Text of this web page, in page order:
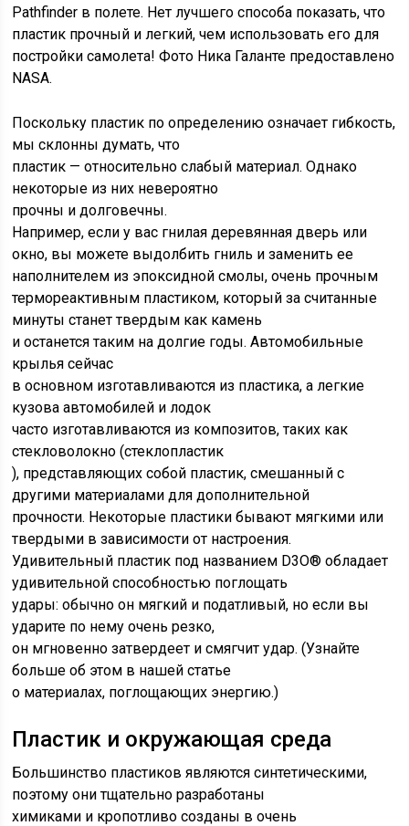
Pathfinder в полете. Нет лучшего способа показать, что
пластик прочный и легкий, чем использовать его для
постройки самолета! Фото Ника Галанте предоставлено
NASA.
Поскольку пластик по определению означает гибкость,
мы склонны думать, что
пластик — относительно слабый материал. Однако
некоторые из них невероятно
прочны и долговечны.
Например, если у вас гнилая деревянная дверь или
окно, вы можете выдолбить гниль и заменить ее
наполнителем из эпоксидной смолы, очень прочным
термореактивным пластиком, который за считанные
минуты станет твердым как камень
и останется таким на долгие годы. Автомобильные
крылья сейчас
в основном изготавливаются из пластика, а легкие
кузова автомобилей и лодок
часто изготавливаются из композитов, таких как
стекловолокно (стеклопластик
), представляющих собой пластик, смешанный с
другими материалами для дополнительной
прочности. Некоторые пластики бывают мягкими или
твердыми в зависимости от настроения.
Удивительный пластик под названием D3O® обладает
удивительной способностью поглощать
удары: обычно он мягкий и податливый, но если вы
ударите по нему очень резко,
он мгновенно затвердеет и смягчит удар. (Узнайте
больше об этом в нашей статье
о материалах, поглощающих энергию.)
Пластик и окружающая среда
Большинство пластиков являются синтетическими,
поэтому они тщательно разработаны
химиками и кропотливо созданы в очень